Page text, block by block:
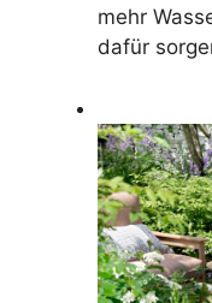
mehr
dafür